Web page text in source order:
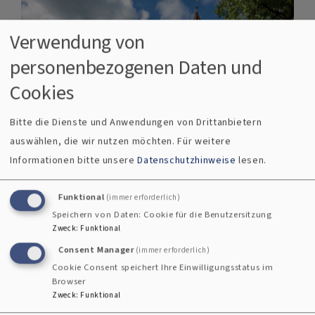
Ausbildung zum / zur Kirchenführer/in
Ab Oktober 2026 bietet das
Erwachsenenbildungswerk in
Zusammenarbeit mit dem
Gottesdienstinstitut einen neuen
Verwendung von
personenbezogenen Daten und
Cookies
Bitte die Dienste und Anwendungen von Drittanbietern
auswählen, die wir nutzen möchten.Für weitere
Informationen bitte unsereDatenschutzhinweise lesen.
Funktional (immer erforderlich)
Speichern von Daten: Cookie für die Benutzersitzung
Zweck: Funktional
Consent Manager (immer erforderlich)
Cookie Consent speichert Ihre Einwilligungsstatus im
Browser
Zweck: Funktional